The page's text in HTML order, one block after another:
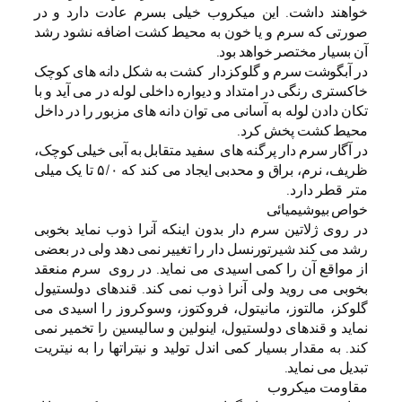
خواهند داشت. این میکروب خیلی بسرم عادت دارد و در
صورتی که سرم و یا خون به محیط کشت اضافه نشود رشد
آن بسیار مختصر خواهد بود.
در آبگوشت سرم و گلوکزدار کشت به شکل دانه های کوچک
خاکستری رنگی در امتداد و دیواره داخلی لوله در می آید و با
تکان دادن لوله به آسانی می توان دانه های مزبور را در داخل
محیط کشت پخش کرد.
در آگار سرم دار پرگنه های سفید متقابل به آبی خیلی کوچک،
ظریف، نرم، براق و محدبی ایجاد می کند که ۵/۰ تا یک میلی
متر قطر دارد.
خواص بیوشیمیائی
در روی ژلاتین سرم دار بدون اینکه آنرا ذوب نماید بخوبی
رشد می کند شیرتورنسل دار را تغییر نمی دهد ولی در بعضی
از مواقع آن را کمی اسیدی می نماید. در روی سرم منعقد
بخوبی می روید ولی آنرا ذوب نمی کند. قندهای دولستیول
گلوکز، مالتوز، مانیتول، فروکتوز، وسوکروز را اسیدی می
نماید و قندهای دولستیول، اینولین و سالیسین را تخمیر نمی
کند. به مقدار بسیار کمی اندل تولید و نیتراتها را به نیتریت
تبدیل می نماید.
مقاومت میکروب